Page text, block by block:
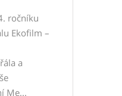
ročníku
Ekofilm –
a
Me...